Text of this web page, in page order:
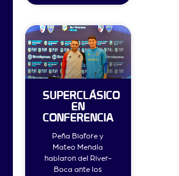
SUPERCLÁSICO
EN
CONFERENCIA
Peña Biafore y
Mateo Mendía
hablaron del River-
Boca ante los